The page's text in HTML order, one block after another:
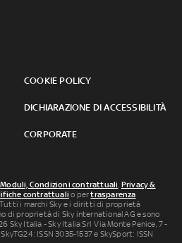
COOKIE POLICY
DICHIARAZIONE DI ACCESSIBILITÀ
CORPORATE
Moduli, Condizioni contrattuali, Privacy &
contrattuali o pertrasparenza
i marchi Sky e i diritti di proprietà
di proprietà di Sky international AG e sono
Sky Italia - Sky Italia Srl Via Monte Penice, 7 -
ISSN 3035-1537 e SkySport: ISSN